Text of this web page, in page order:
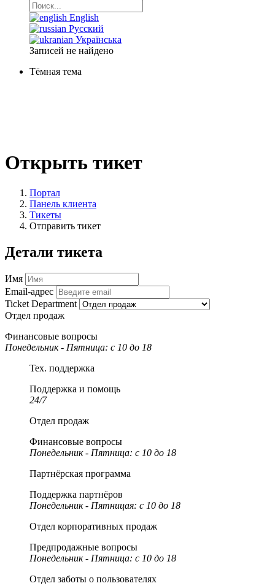
English
Русский
Українська
Записей не найдено
Тёмная тема
Открыть тикет
Портал
Панель клиента
Тикеты
Отправить тикет
Детали тикета
Имя
Email-адрес
Ticket Department
Отдел продаж
Финансовые вопросы
Понедельник - Пятница: c 10 до 18
Тех. поддержка
Поддержка и помощь
24/7
Отдел продаж
Финансовые вопросы
Понедельник - Пятница: c 10 до 18
Партнёрская программа
Поддержка партнёров
Понедельник - Пятницая: с 10 до 18
Отдел корпоративных продаж
Предпродажные вопросы
Понедельник - Пятница: с 10 до 18
Отдел заботы о пользователях